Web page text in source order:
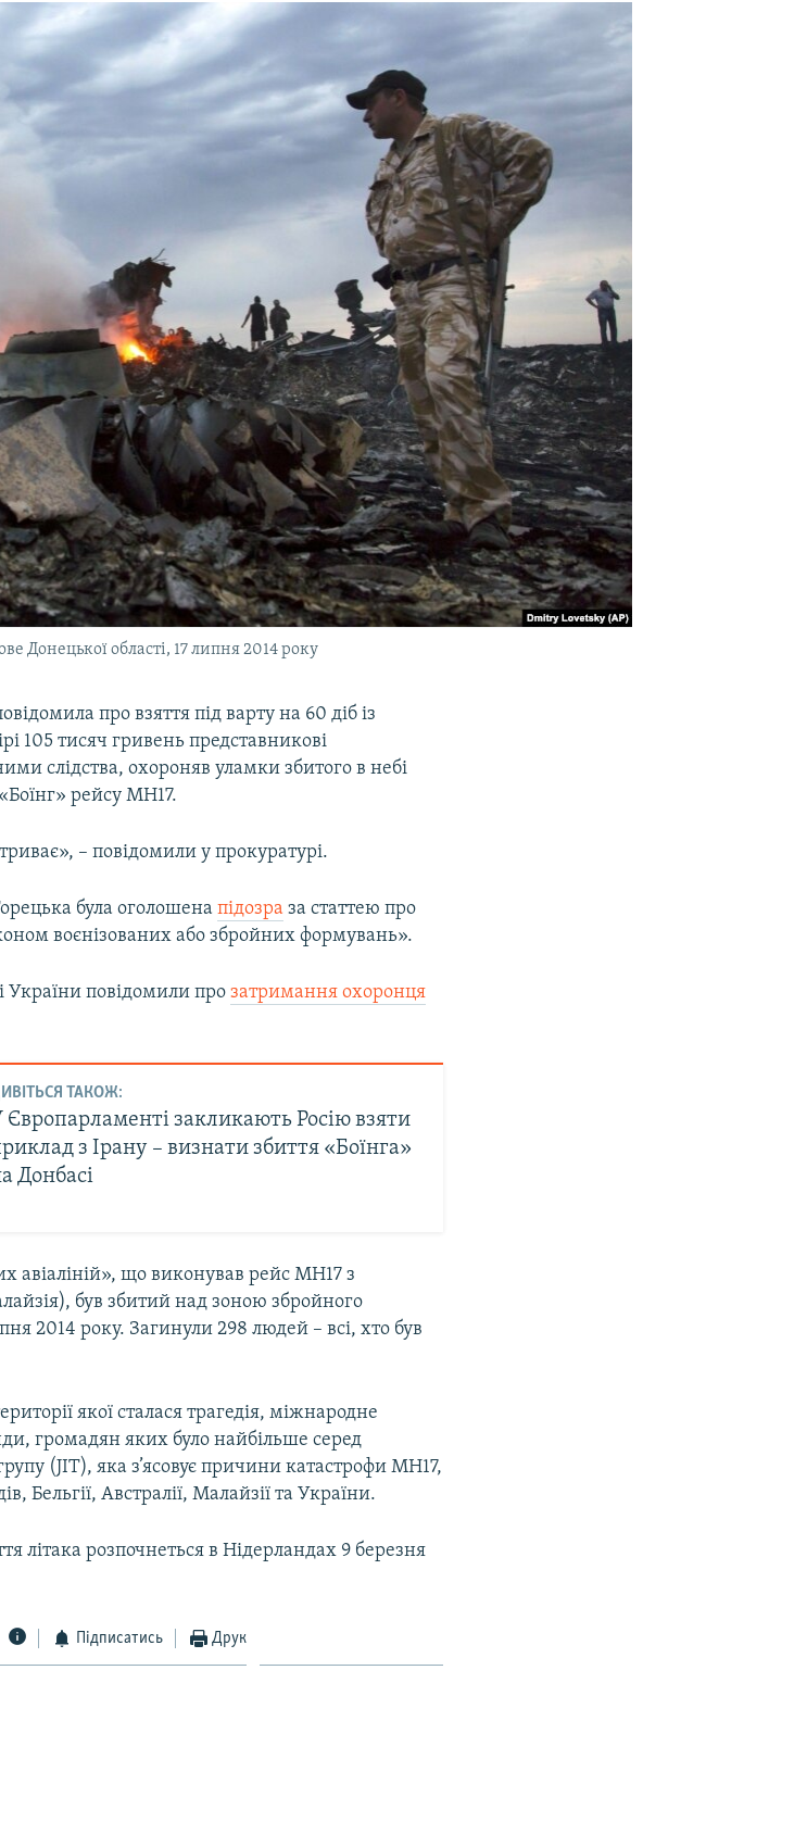
Донецької області, 17 липня 2014 року
про взяття під варту на 60 діб із
105 тисяч гривень представникові
слідства, охороняв уламки збитого в небі
рейсу МН17.
– повідомили у прокуратурі.
була оголошенапідозра за статтею про
воєнізованих або збройних формувань».
України повідомили прозатримання охоронця
ТАКОЖ:
Європарламенті закликають Росію взяти
з Ірану – визнати збиття «Боїнга»
Донбасі
авіаліній», що виконував рейс MH17 з
був збитий над зоною збройного
2014 року. Загинули 298 людей – всі, хто був
якої сталася трагедія, міжнародне
громадян яких було найбільше серед
(JIT), яка з’ясовує причини катастрофи MH17,
Бельгії, Австралії, Малайзії та України.
літака розпочнеться в Нідерландах 9 березня
Підписатись Друк